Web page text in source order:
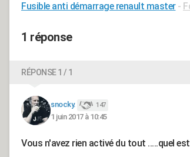
Fusible anti démarrage renault master -
1 réponse
RÉPONSE 1 / 1
snocky. 147
1 juin 2017 à 10:45
Vous n'avez rien activé du tout .....quel